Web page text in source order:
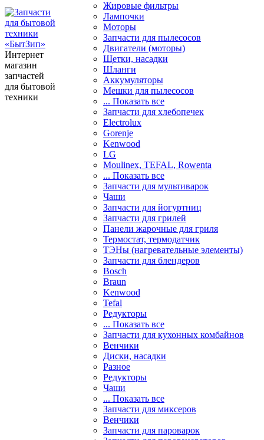
Интернет
магазин
запчастей
для бытовой
техники
Жировые фильтры
Лампочки
Моторы
Запчасти для пылесосов
Двигатели (моторы)
Щетки, насадки
Шланги
Аккумуляторы
Мешки для пылесосов
... Показать все
Запчасти для хлебопечек
Electrolux
Gorenje
Kenwood
LG
Moulinex, TEFAL, Rowenta
... Показать все
Запчасти для мультиварок
Чаши
Запчасти для йогуртниц
Запчасти для грилей
Панели жарочные для гриля
Термостат, термодатчик
ТЭНы (нагревательные элементы)
Запчасти для блендеров
Bosch
Braun
Kenwood
Tefal
Редукторы
... Показать все
Запчасти для кухонных комбайнов
Венчики
Диски, насадки
Разное
Редукторы
Чаши
... Показать все
Запчасти для миксеров
Венчики
Запчасти для пароварок